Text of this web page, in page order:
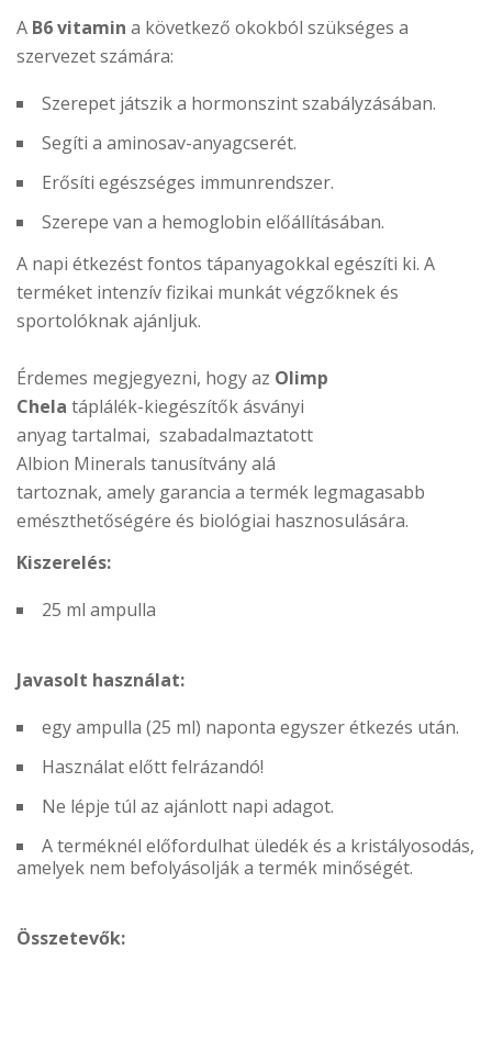
A B6 vitamin a következő okokból szükséges a
szervezet számára:
Szerepet játszik a hormonszint szabályzásában.
Segíti a aminosav-anyagcserét.
Erősíti egészséges immunrendszer.
Szerepe van a hemoglobin előállításában.
A napi étkezést fontos tápanyagokkal egészíti ki. A
terméket intenzív fizikai munkát végzőknek és
sportolóknak ajánljuk.
Érdemes megjegyezni, hogy az Olimp
Chela táplálék-kiegészítők ásványi
anyag tartalmai, szabadalmaztatott
Albion Minerals tanusítvány alá
tartoznak, amely garancia a termék legmagasabb
emészthetőségére és biológiai hasznosulására.
Kiszerelés:
25 ml ampulla
Javasolt használat:
egy ampulla (25 ml) naponta egyszer étkezés után.
Használat előtt felrázandó!
Ne lépje túl az ajánlott napi adagot.
A terméknél előfordulhat üledék és a kristályosodás,
amelyek nem befolyásolják a termék minőségét.
Összetevők: